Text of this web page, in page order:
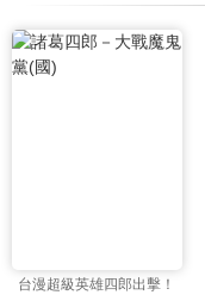
台漫超級英雄四郎出擊！